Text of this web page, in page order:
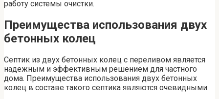
работу системы очистки.
Преимущества использования двух
бетонных колец
Септик из двух бетонных колец с переливом является
надежным и эффективным решением для частного
дома. Преимущества использования двух бетонных
колец в составе такого септика являются очевидными.